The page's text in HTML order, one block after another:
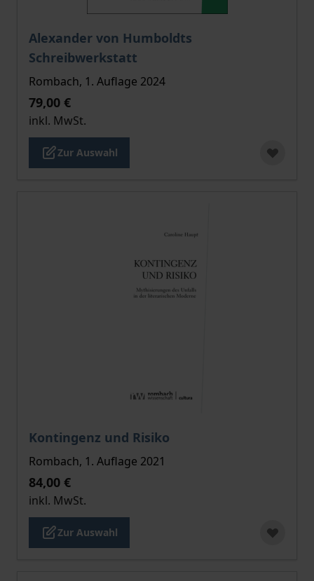
Alexander von Humboldts
Schreibwerkstatt
Der Preis dieses Titels richtet sich nach der
Rombach, 1. Auflage 2024
79,00 €
inkl. MwSt.
Zur Auswahl
Kontingenz und Risiko
Der Preis dieses Titels richtet sich nach der
Rombach, 1. Auflage 2021
84,00 €
inkl. MwSt.
Zur Auswahl